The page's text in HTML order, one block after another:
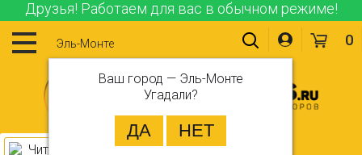
Друзья! Работаем для вас в обычном режиме!
Эль-Монте
Ваш город — Эль-Монте
Угадали?
0